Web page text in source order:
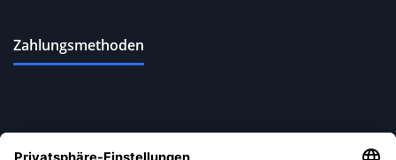
Zahlungsmethoden
Versandoptionen